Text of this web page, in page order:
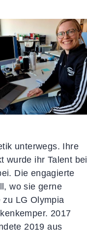
unterwegs. Ihre
wurde ihr Talent bei
Die engagierte
wo sie gerne
LG Olympia
2017
2019 aus